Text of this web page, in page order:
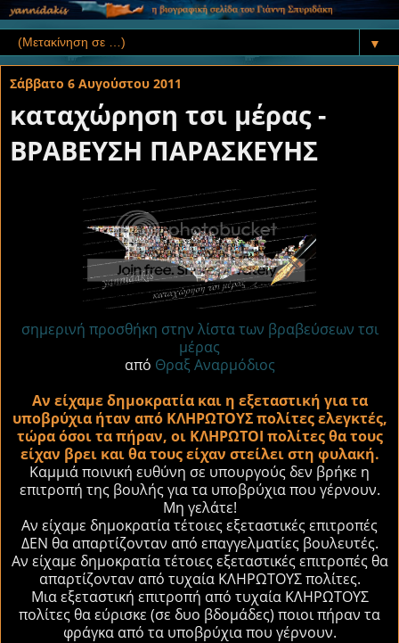
▼
Σάββατο 6 Αυγούστου 2011
καταχώρηση τσι μέρας -
ΒΡΑΒΕΥΣΗ ΠΑΡΑΣΚΕΥΗΣ
σημερινή προσθήκη στην λίστα των βραβεύσεων τσι
μέρας
από Θραξ Αναρμόδιος
Αν είχαμε δημοκρατία και η εξεταστική για τα
υποβρύχια ήταν από ΚΛΗΡΩΤΟΥΣ πολίτες ελεγκτές,
τώρα όσοι τα πήραν, οι ΚΛΗΡΩΤΟΙ πολίτες θα τους
είχαν βρει και θα τους είχαν στείλει στη φυλακή.
Καμμιά ποινική ευθύνη σε υπουργούς δεν βρήκε η
επιτροπή της βουλής για τα υποβρύχια που γέρνουν.
Μη γελάτε!
Αν είχαμε δημοκρατία τέτοιες εξεταστικές επιτροπές
ΔΕΝ θα απαρτίζονταν από επαγγελματίες βουλευτές.
Αν είχαμε δημοκρατία τέτοιες εξεταστικές επιτροπές θα
απαρτίζονταν από τυχαία ΚΛΗΡΩΤΟΥΣ πολίτες.
Μια εξεταστική επιτροπή από τυχαία ΚΛΗΡΩΤΟΥΣ
πολίτες θα εύρισκε (σε δυο βδομάδες) ποιοι πήραν τα
φράγκα από τα υποβρύχια που γέρνουν.